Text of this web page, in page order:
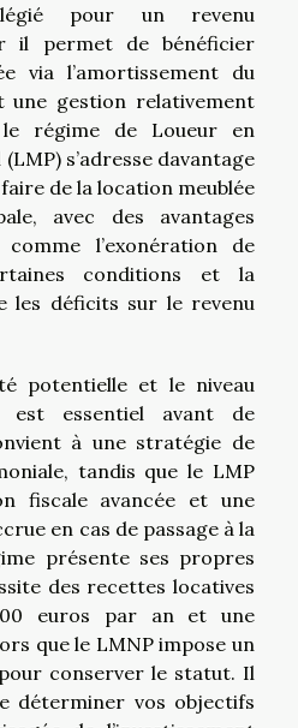
pour un revenu
il permet de bénéficier
via l’amortissement du
gestion relativement
le régime de Loueur en
s’adresse davantage
de la location meublée
avec des avantages
l’exonération de
conditions et la
les déficits sur le revenu
potentielle et le niveau
est essentiel avant de
à une stratégie de
tandis que le LMP
fiscale avancée et une
en cas de passage à la
présente ses propres
des recettes locatives
euros par an et une
que le LMNP impose un
conserver le statut. Il
déterminer vos objectifs